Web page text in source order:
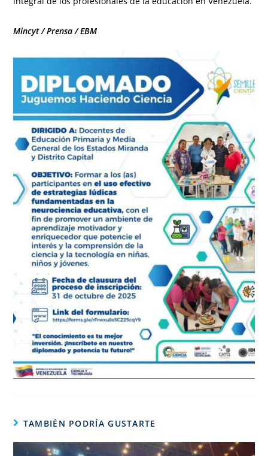
Mincyt / Prensa / EBM
TAMBIÉN PODRÍA GUSTARTE